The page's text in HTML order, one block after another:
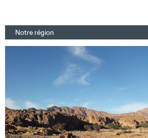
Notre région